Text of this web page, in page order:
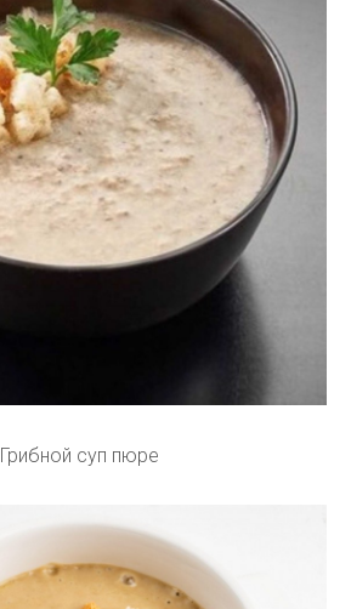
Грибной суп пюре